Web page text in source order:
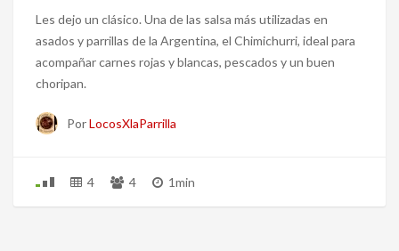
Les dejo un clásico. Una de las salsa más utilizadas en
asados y parrillas de la Argentina, el Chimichurri, ideal para
acompañar carnes rojas y blancas, pescados y un buen
choripan.
PorLocosXlaParrilla
4 4 1min